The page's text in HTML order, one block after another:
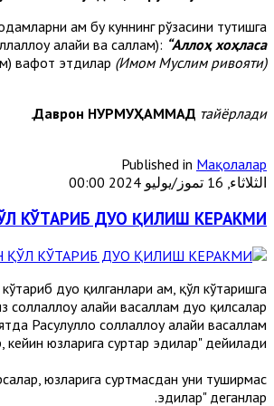
ҳам бу куннинг рўзасини тутишга
алайҳи ва саллам): “Аллоҳ хоҳласа
вафот этдилар (Имом Муслим ривояти).
Даврон НУРМУҲАММАД тайёрлади.
Published in Мақолалар
الثلاثاء, 16 تموز/يوليو 2024 00:00
КЎТАРИБ ДУО ҚИЛИШ КЕРАКМИ?
дуо қилганлари ҳам, қўл кўтаришга
алайҳи васаллам дуо қилсалар
Расулуллоҳ соллаллоҳу алайҳи васаллам
кейин юзларига суртар эдилар" дейилади.
юзларига суртмасдан уни туширмас
эдилар" деганлар.